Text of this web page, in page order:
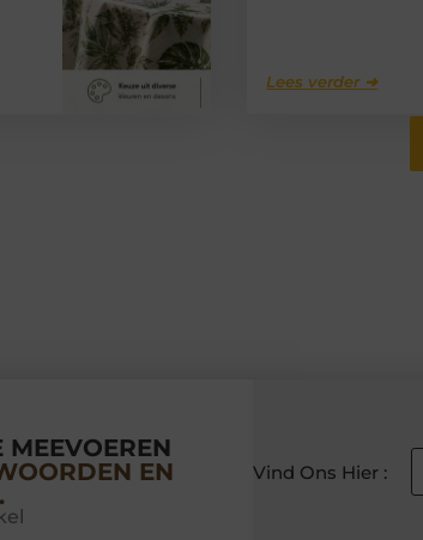
Lees verder ➜
MEEVOEREN
EN
Vind Ons Hier :